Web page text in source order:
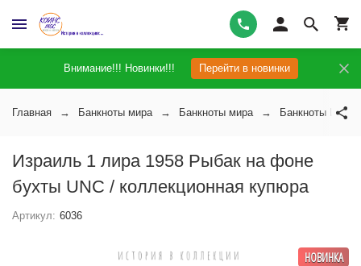
Внимание!!! Новинки!!! Перейти в новинки
Главная Банкноты мира Банкноты мира Банкноты
Израиль 1 лира 1958 Рыбак на фоне
бухты UNC / коллекционная купюра
Артикул: 6036
НОВИНКА